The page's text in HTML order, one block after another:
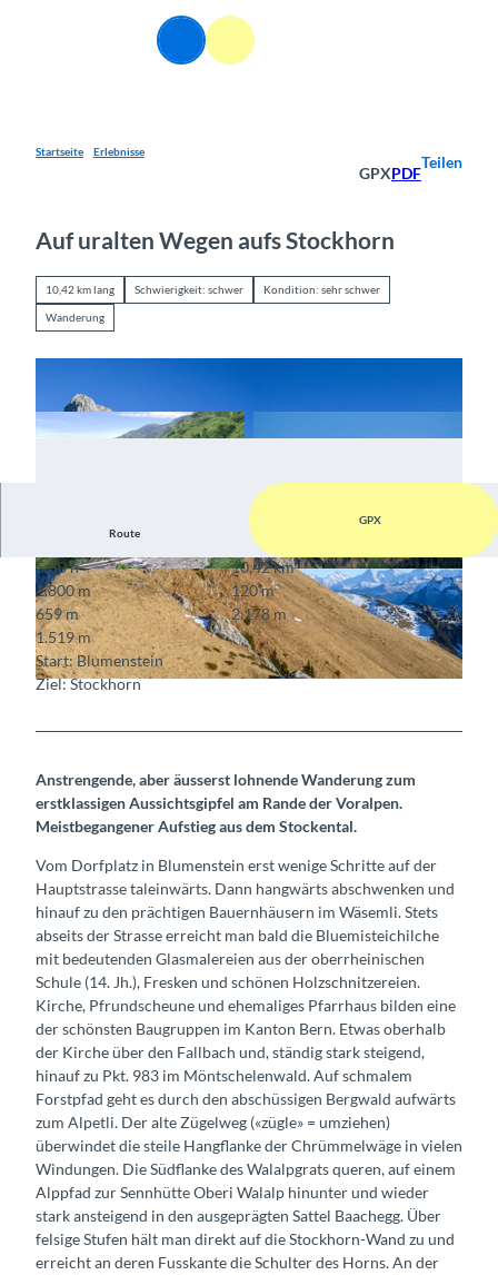
Suche Menü
Startseite Erlebnisse
GPXPDF
Teilen
Auf uralten Wegen aufs Stockhorn
10,42 km lang Schwierigkeit: schwer Kondition: sehr schwer
Wanderung
© Bernd Jung, Berner Wanderwege
© Berner Wanderwege, Berner Wanderwege © Berner Wanderwege
Route
GPX
5:30 h
10,42 km
1.800 m
120 m
659 m
2.178 m
1.519 m
Start: Blumenstein
Ziel: Stockhorn
Anstrengende, aber äusserst lohnende Wanderung zum
erstklassigen Aussichtsgipfel am Rande der Voralpen.
Meistbegangener Aufstieg aus dem Stockental.
Vom Dorfplatz in Blumenstein erst wenige Schritte auf der
Hauptstrasse taleinwärts. Dann hangwärts abschwenken und
hinauf zu den prächtigen Bauernhäusern im Wäsemli. Stets
abseits der Strasse erreicht man bald die Bluemisteichilche
mit bedeutenden Glasmalereien aus der oberrheinischen
Schule (14. Jh.), Fresken und schönen Holzschnitzereien.
Kirche, Pfrundscheune und ehemaliges Pfarrhaus bilden eine
der schönsten Baugruppen im Kanton Bern. Etwas oberhalb
der Kirche über den Fallbach und, ständig stark steigend,
hinauf zu Pkt. 983 im Möntschelenwald. Auf schmalem
Forstpfad geht es durch den abschüssigen Bergwald aufwärts
zum Alpetli. Der alte Zügelweg («zügle» = umziehen)
überwindet die steile Hangflanke der Chrümmelwäge in vielen
Windungen. Die Südflanke des Walalpgrats queren, auf einem
Alppfad zur Sennhütte Oberi Walalp hinunter und wieder
stark ansteigend in den ausgeprägten Sattel Baachegg. Über
felsige Stufen hält man direkt auf die Stockhorn-Wand zu und
erreicht an deren Fusskante die Schulter des Horns. An der